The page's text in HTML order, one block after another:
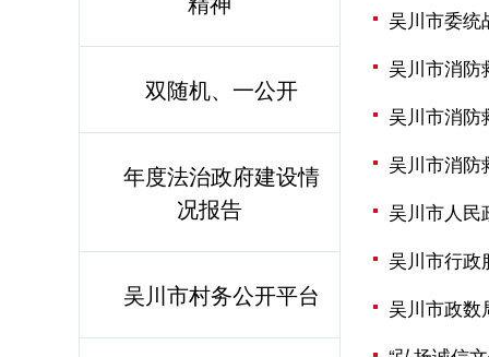
双随机、一公开
年度法治政府建设情
况报告
吴川市村务公开平台
吴川市委统
吴川市消防
吴川市消防
吴川市消防
吴川市人民
吴川市行政
吴川市政数